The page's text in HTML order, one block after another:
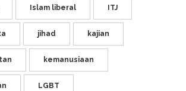
Islam liberal ITJ
jihad kajian
kemanusiaan
LGBT